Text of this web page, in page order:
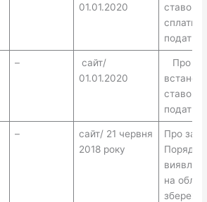
01.01.2020
ставок
сплати
податку
–
сайт/
01.01.2020
Про
ставок
податку
–
сайт/ 21 червня
2018 року
Про
Порядку
на облік,